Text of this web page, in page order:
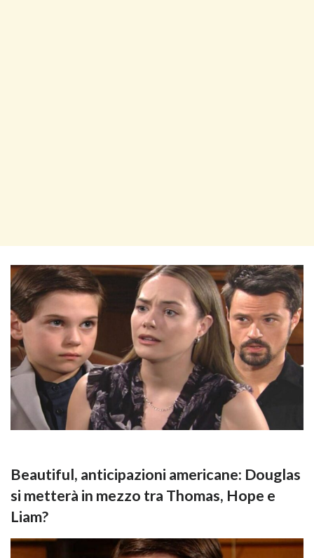
Beautiful, anticipazioni americane: Douglas
si metterà in mezzo tra Thomas, Hope e
Liam?